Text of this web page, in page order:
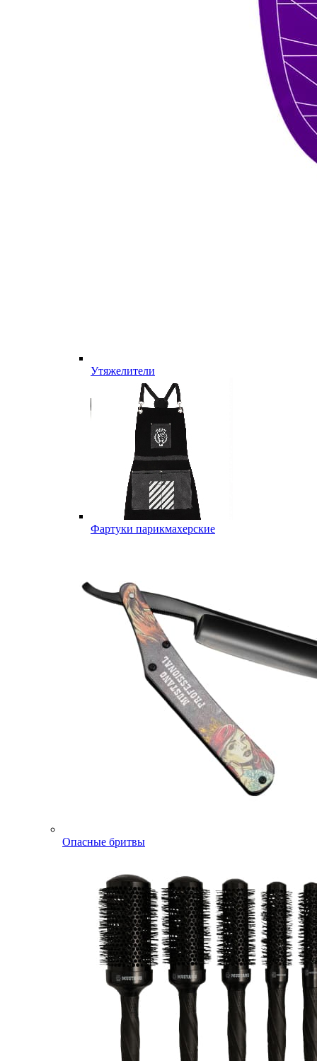
Утяжелители
Фартуки парикмахерские
Опасные бритвы